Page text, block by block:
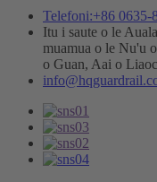
Telefoni:+86 0635-
Itu i saute o le
muamua o le Nu'u
o Guan, Aai o